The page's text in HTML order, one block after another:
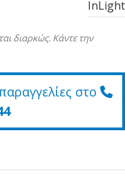
InLight
διαρκώς. Κάντε την
στο